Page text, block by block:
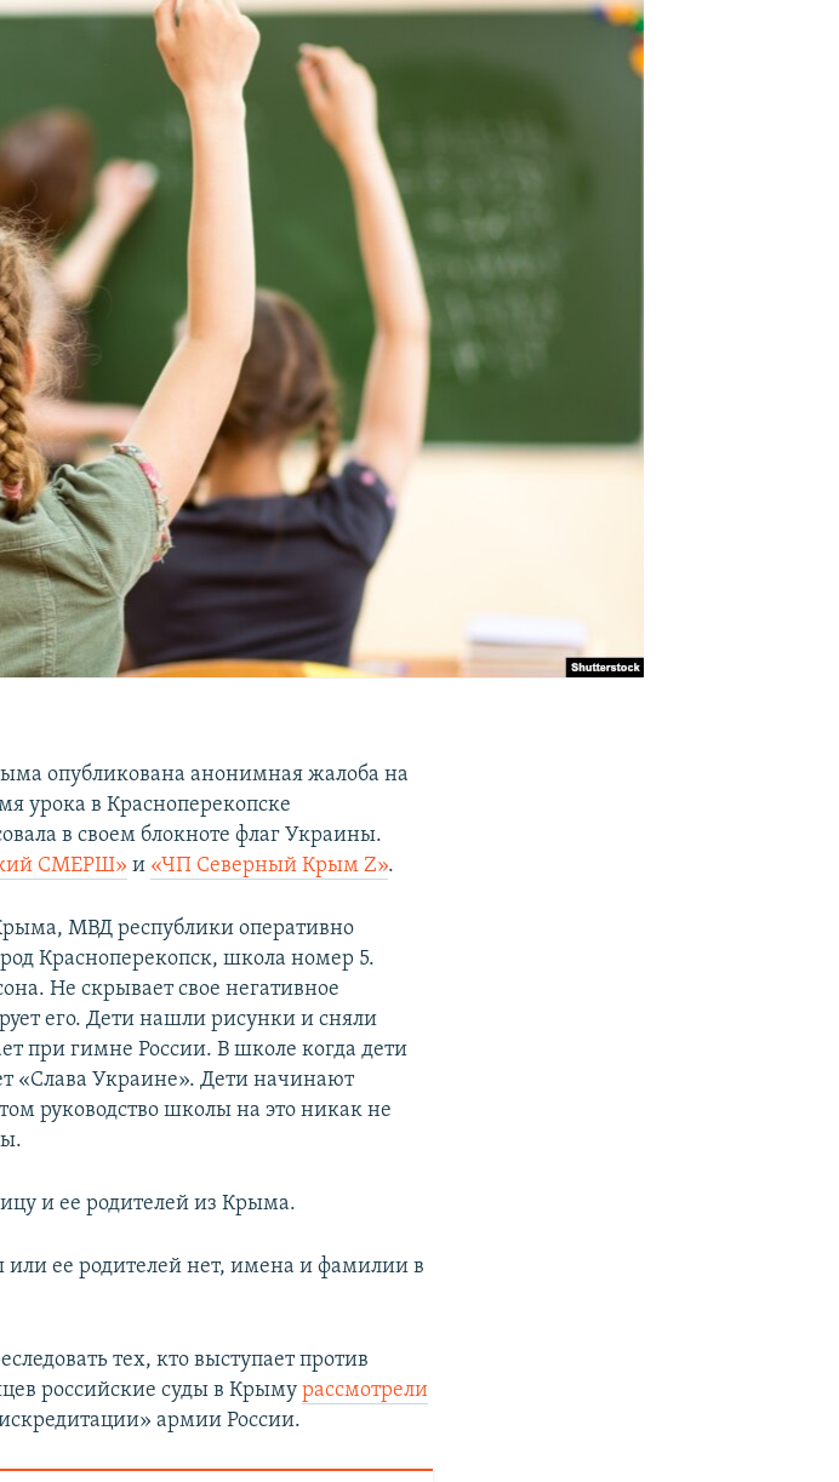
опубликована анонимная жалоба на
урока в Красноперекопске
в своем блокноте флаг Украины.
СМЕРШ» и «ЧП Северный Крым Z».
МВД республики оперативно
Красноперекопск, школа номер 5.
Не скрывает свое негативное
его. Дети нашли рисунки и сняли
при гимне России. В школе когда дети
«Слава Украине». Дети начинают
руководство школы на это никак не
и ее родителей из Крыма.
ее родителей нет, имена и фамилии в
тех, кто выступает против
российские суды в Крымурассмотрели
армии России.